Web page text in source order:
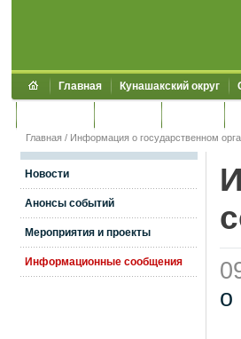
Главная Кунашакский округ
Главная / Информация о государственном
Новости
Анонсы событий
Мероприятия и проекты
Информационные сообщения
о